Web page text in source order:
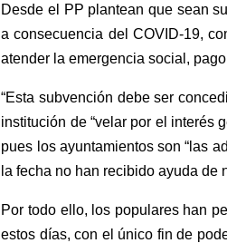
Desde el PP plantean que sean
a consecuencia del COVID-19,
atender la emergencia social,
“Esta subvención debe ser
institución de “velar por el interés
pues los ayuntamientos son “las
la fecha no han recibido ayuda de
Por todo ello, los populares han
estos días, con el único fin de